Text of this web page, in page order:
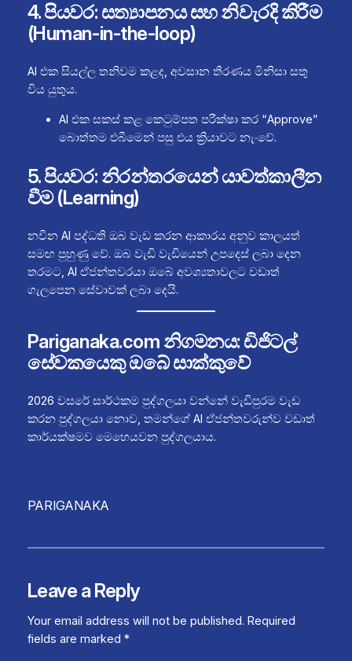
4. පියවර: සත්‍යාපනය සහ නිවැරදි කිරීම
(Human-in-the-loop)
AI එක සියල්ල තනිවම කළද, අවසාන තීරණය මිනිසා සතු
විය යුතුය.
AI එක සකස් කළ කෙටුම්පත පරීක්ෂා කර “Approve”
බොත්තම එබීමෙන් පසු එය ක්‍රියාවට නැංවේ.
5. පියවර: නිරන්තරයෙන් යාවත්කාලීන
වීම (Learning)
නවීන AI පද්ධති ඔබ වැඩ කරන ආකාරය අනුව කාලයත්
සමඟ පුහුණු වේ. ඔබ වැඩි වැඩියෙන් උපදෙස් ලබා දෙන
තරමට, AI ඒජන්තවරයා ඔබේ අවශ්‍යතාවලට වඩාත්
ගැලපෙන සේවාවක් ලබා දෙයි.
Pariganaka.com නිගමනය: ඩිජිටල්
සේවකයෙකු ඔබේ සාක්කුවේ
2026 වසරේ සාර්ථකම පුද්ගලයා වන්නේ වැඩිපුරම වැඩ
කරන පුද්ගලයා නොව, තමන්ගේ AI ඒජන්තවරුන්ව වඩාත්
කාර්යක්ෂමව මෙහෙයවන පුද්ගලයාය.
PARIGANAKA
Leave a Reply
Your email address will not be published. Required
fields are marked *